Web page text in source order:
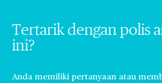
Tertarik dengan polis
ini?
Anda memiliki pertanyaan atau